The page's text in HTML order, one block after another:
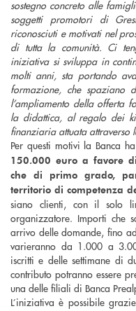
sostegno concreto alle
soggetti promotori di
riconosciuti e motivati nel
di tutta la comunità. Ci
iniziativa si sviluppa in
molti anni, sta portando
formazione, che spaziano
l’ampliamento della offerta
la didattica, al regalo dei
finanziaria attuata attraverso
Per questi motivi la Banca
150.000 euro a favore
che di primo grado,
territorio di competenza
siano clienti, con il solo
organizzatore. Importi che
arrivo delle domande, fino
varieranno da 1.000 a
iscritti e delle settimane di
contributo potranno essere
una delle filiali di Banca
L’iniziativa è possibile